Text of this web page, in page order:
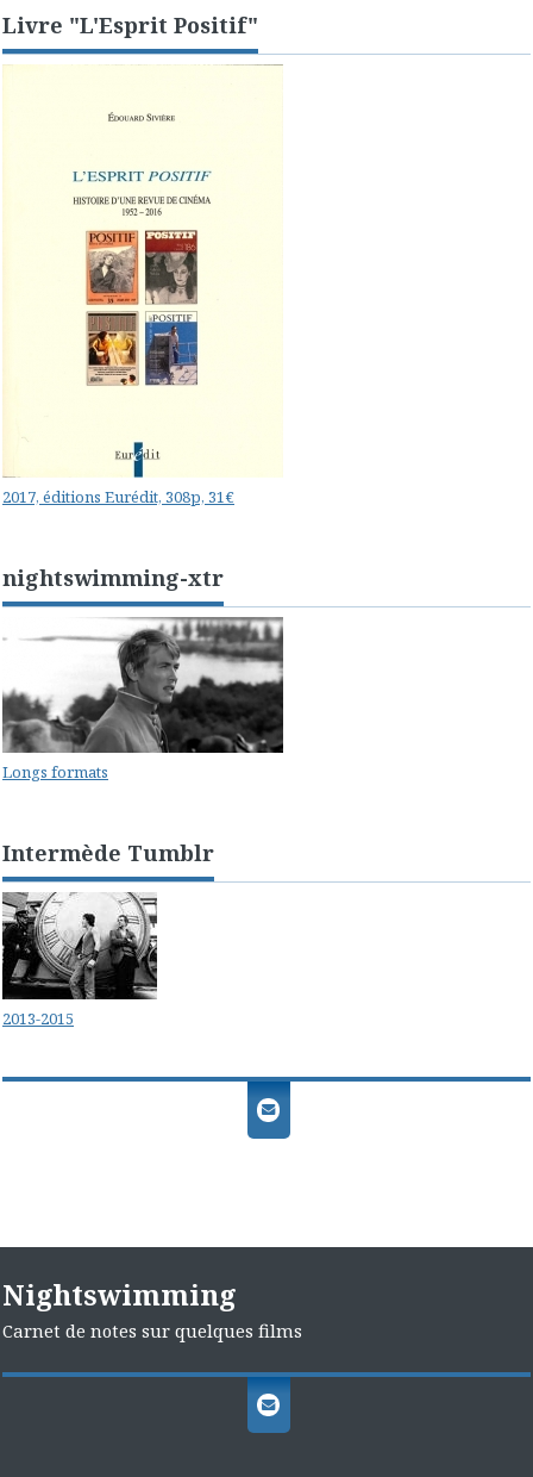
Livre "L'Esprit Positif"
2017, éditions Eurédit, 308p, 31€
nightswimming-xtr
Longs formats
Intermède Tumblr
2013-2015
Nightswimming
Carnet de notes sur quelques films